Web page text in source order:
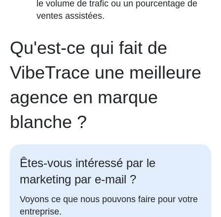
le volume de trafic ou un pourcentage de
ventes assistées.
Qu'est-ce qui fait de
VibeTrace une meilleure
agence en marque
blanche ?
Êtes-vous intéressé par le
marketing par e-mail ?
Voyons ce que nous pouvons faire pour votre
entreprise.